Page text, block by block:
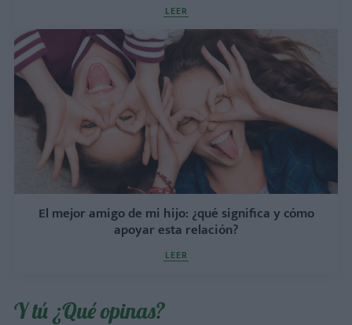
LEER
El mejor amigo de mi hijo: ¿qué significa y cómo
apoyar esta relación?
LEER
Y tú ¿Qué opinas?